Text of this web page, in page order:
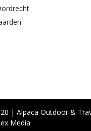
| Alpaca Outdoor &
Media